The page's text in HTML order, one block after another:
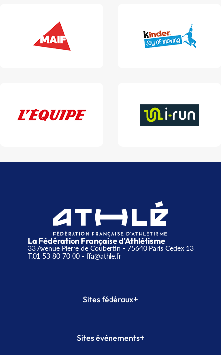
La Fédération Française d'Athlétisme
33 Avenue Pierre de Coubertin - 75640 Paris Cedex 13
T.01 53 80 70 00- ffa@athle.fr
Sites fédéraux+
Plateforme Formation
Sites événements+